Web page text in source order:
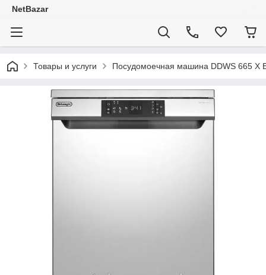
NetBazar
Товары и услуги Посудомоечная машина DDWS 665 X